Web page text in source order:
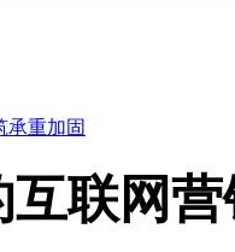
承重加固
联网